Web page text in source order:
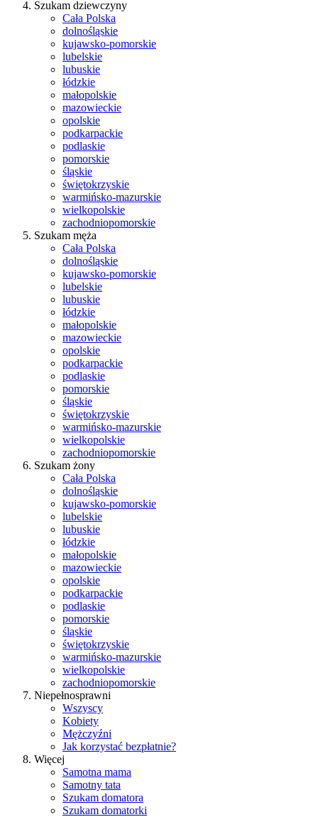
Szukam dziewczyny
Cała Polska
dolnośląskie
kujawsko-pomorskie
lubelskie
lubuskie
łódzkie
małopolskie
mazowieckie
opolskie
podkarpackie
podlaskie
pomorskie
śląskie
świętokrzyskie
warmińsko-mazurskie
wielkopolskie
zachodniopomorskie
Szukam męża
Cała Polska
dolnośląskie
kujawsko-pomorskie
lubelskie
lubuskie
łódzkie
małopolskie
mazowieckie
opolskie
podkarpackie
podlaskie
pomorskie
śląskie
świętokrzyskie
warmińsko-mazurskie
wielkopolskie
zachodniopomorskie
Szukam żony
Cała Polska
dolnośląskie
kujawsko-pomorskie
lubelskie
lubuskie
łódzkie
małopolskie
mazowieckie
opolskie
podkarpackie
podlaskie
pomorskie
śląskie
świętokrzyskie
warmińsko-mazurskie
wielkopolskie
zachodniopomorskie
Niepełnosprawni
Wszyscy
Kobiety
Mężczyźni
Jak korzystać bezpłatnie?
Więcej
Samotna mama
Samotny tata
Szukam domatora
Szukam domatorki